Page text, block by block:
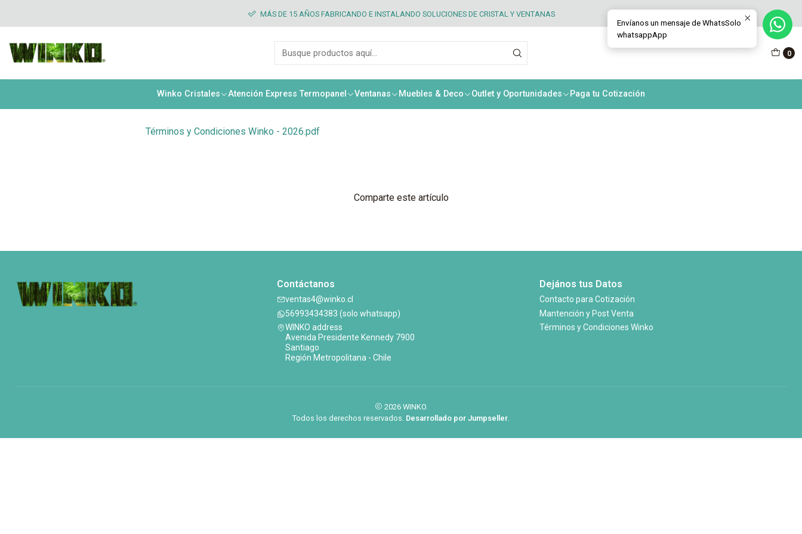
0
Winko Cristales Atención Express Termopanel Ventanas Muebles & Deco Outlet y Oportunidades Paga tu Cotización
MÁS DE 15 AÑOS FABRICANDO E INSTALANDO SOLUCIONES DE CRISTAL Y VENTANAS
Términos y Condiciones Winko
Términos y Condiciones Winko - 2026.pdf
Comparte este artículo
Contáctanos
ventas4@winko.cl
56993434383 (solo whatsapp)
WINKO address
Avenida Presidente Kennedy 7900
Santiago
Región Metropolitana - Chile
Dejános tus Datos
Contacto para Cotización
Mantención y Post Venta
Términos y Condiciones Winko
2026 WINKO.
Todos los derechos reservados. Desarrollado por Jumpseller.
Envíanos un mensaje de WhatsSolo
whatsappApp